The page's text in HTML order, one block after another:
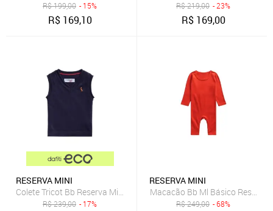
R$199,00 - 15%
R$ 169,10
R$219,00 - 23%
R$ 169,00
RESERVA MINI
Colete Tricot Bb Reserva Mini Azul Marinho
R$239,00 - 17%
RESERVA MINI
Macacão Bb Ml Básico Reserva
R$249,00 - 68%